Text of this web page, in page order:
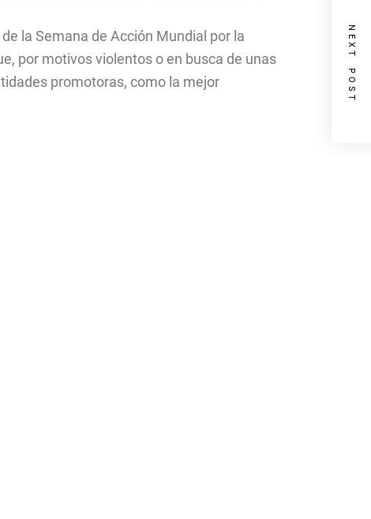
la Semana de Acción Mundial por la
por motivos violentos o en busca de unas
promotoras, como la mejor
NEXT POST